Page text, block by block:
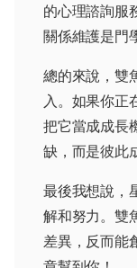
的心理諮詢服
關係維護是門
總的來說，雙
入。如果你正
把它當成成長
缺，而是彼此
最後我想說，
解和努力。雙
差異，反而能